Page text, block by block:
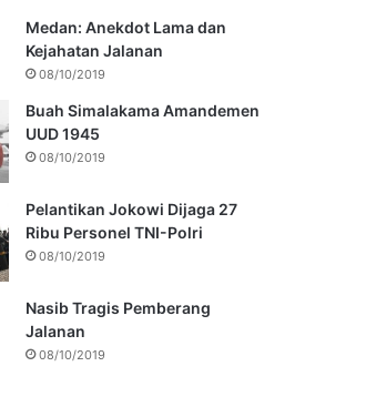
Medan: Anekdot Lama dan
Kejahatan Jalanan
08/10/2019
Buah Simalakama Amandemen
UUD 1945
08/10/2019
Pelantikan Jokowi Dijaga 27
Ribu Personel TNI-Polri
08/10/2019
Nasib Tragis Pemberang
Jalanan
08/10/2019